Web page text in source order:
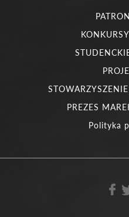
PREZES
Polityka